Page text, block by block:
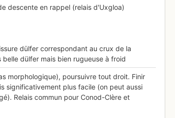
descente en rappel (relais d'Uxgloa)
dülfer correspondant au crux de la
dülfer mais bien rugueuse à froid
morphologique), poursuivre tout droit. Finir
significativement plus facile (on peut aussi
Relais commun pour Conod-Clère et